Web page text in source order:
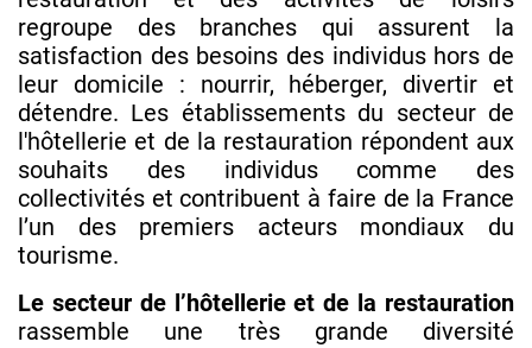
regroupe des branches qui assurent la
satisfaction des besoins des individus hors de
leur domicile : nourrir, héberger, divertir et
détendre. Les établissements du secteur de
l'hôtellerie et de la restauration répondent aux
souhaits des individus comme des
collectivités et contribuent à faire de la France
l’un des premiers acteurs mondiaux du
tourisme.
Le secteur de l’hôtellerie et de la restauration
rassemble une très grande diversité